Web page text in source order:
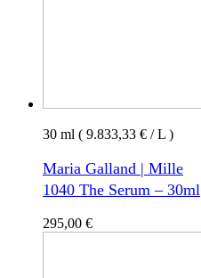
30 ml ( 9.833,33 € / L )
Maria Galland | Mille
1040 The Serum – 30ml
295,00 €